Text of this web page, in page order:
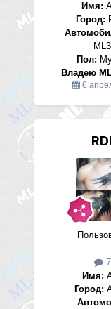
Имя:
Город:
Пол:
Владею
6
Имя:
Город: